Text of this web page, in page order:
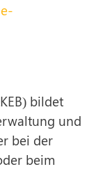
bildet
und
bei der
beim